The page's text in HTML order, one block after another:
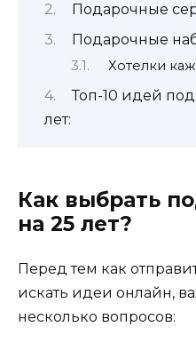
Подарочные
Подарочные
Хотелки
Топ-10 идей
лет:
Как выбрать
на 25 лет?
Перед тем как
искать идеи онлайн,
несколько вопросов: